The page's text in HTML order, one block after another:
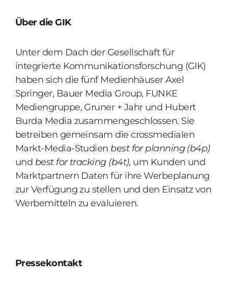
Über die GIK
Unter dem Dach der Gesellschaft für
integrierte Kommunikationsforschung (GIK)
haben sich die fünf Medienhäuser Axel
Springer, Bauer Media Group, FUNKE
Mediengruppe, Gruner + Jahr und Hubert
Burda Media zusammengeschlossen. Sie
betreiben gemeinsam die crossmedialen
Markt-Media-Studien best for planning (b4p)
und best for tracking (b4t), um Kunden und
Marktpartnern Daten für ihre Werbeplanung
zur Verfügung zu stellen und den Einsatz von
Werbemitteln zu evaluieren.
Pressekontakt